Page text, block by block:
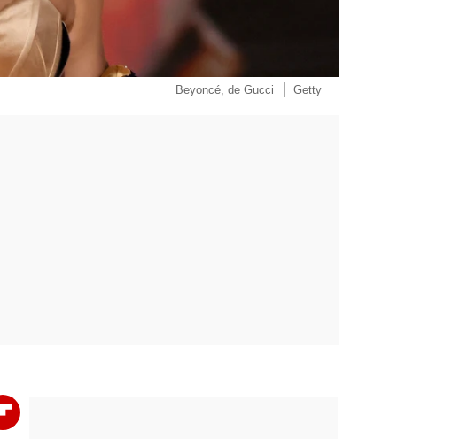
Beyoncé, de Gucci Getty
Flipboard